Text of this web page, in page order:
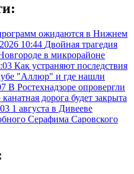
ожидаются в Нижнем
10:44 Двойная трагедия
в микрорайоне
Как устраняют последствия
"Аллюр" и где нашли
В Ростехнадзоре опровергли
дорога будет закрыта
1 августа в Дивееве
Серафима Саровского